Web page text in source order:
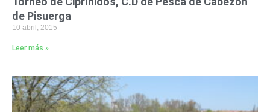
de Pisuerga
10 abril, 2015
Leer más »